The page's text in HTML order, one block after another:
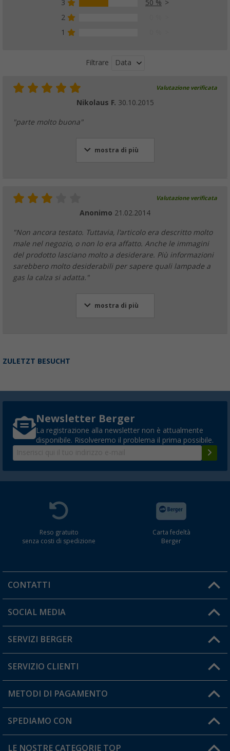
3
50 %
2
1
Filtrare Data
Valutazione verificata
Nikolaus F. 30.10.2015
"parte molto buona"
mostra di più
Valutazione verificata
Anonimo 21.02.2014
"Non ancora testato. Tuttavia, l'articolo era descritto molto
male nel negozio, o non lo era affatto. Anche le immagini
del prodotto lasciano molto a desiderare. Più informazioni
sarebbero molto desiderabili per sapere quali lampade a
gas la calza si adatta."
mostra di più
ZULETZT BESUCHT
Newsletter Berger
La registrazione alla newsletter non è attualmente
disponibile. Risolveremo il problema il prima possibile.
Reso gratuito
senza costi di spedizione
Carta fedeltà
Berger
CONTATTI
Orari di apertura del servizio:
Hai una domanda?
SOCIAL MEDIA
SERVIZI BERGER
Diventare rivenditori
Il mio Account
Carta fedeltà Berger
SERVIZIO CLIENTI
Informazioni sulla spedizione
Resi
METODI DI PAGAMENTO
SPEDIAMO CON
LE NOSTRE CATEGORIE TOP